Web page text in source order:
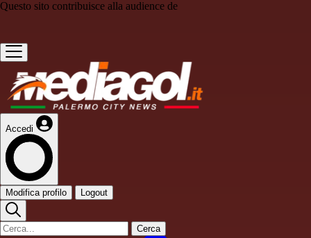
Questo sito contribuisce alla audience de
Accedi
Modifica profilo Logout
Cerca